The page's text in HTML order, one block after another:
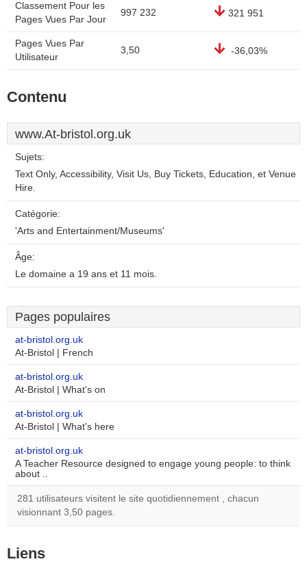
Classement Pour les
Pages Vues Par Jour
997 232 321 951
Pages Vues Par
Utilisateur
3,50 -36,03%
Contenu
www.At-bristol.org.uk
Sujets:
Text Only, Accessibility, Visit Us, Buy Tickets, Education, et Venue
Hire.
Catégorie:
'Arts and Entertainment/Museums'
Âge:
Le domaine a 19 ans et 11 mois.
Pages populaires
at-bristol.org.uk
At-Bristol | French
at-bristol.org.uk
At-Bristol | What's on
at-bristol.org.uk
At-Bristol | What's here
at-bristol.org.uk
A Teacher Resource designed to engage young people: to think
about ..
281 utilisateurs visitent le site quotidiennement , chacun
visionnant 3,50 pages.
Liens